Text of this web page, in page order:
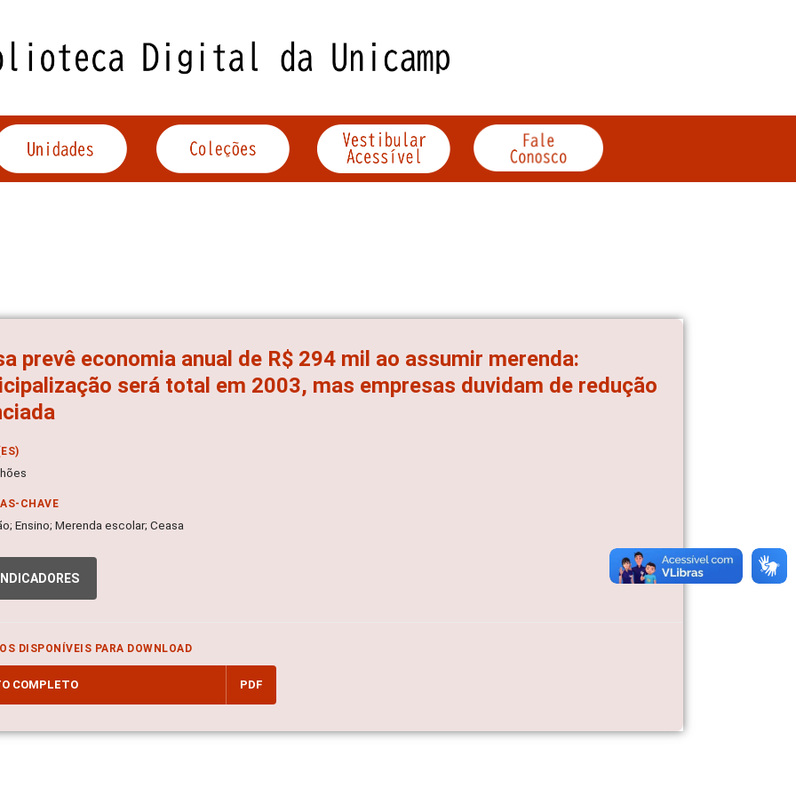
prevê economia anual de R$ 294 mil ao assumir merenda:
será total em 2003, mas empresas duvidam de redução
CHAVE
Ensino; Merenda escolar; Ceasa
INDICADORES
DISPONÍVEIS PARA DOWNLOAD
COMPLETO PDF